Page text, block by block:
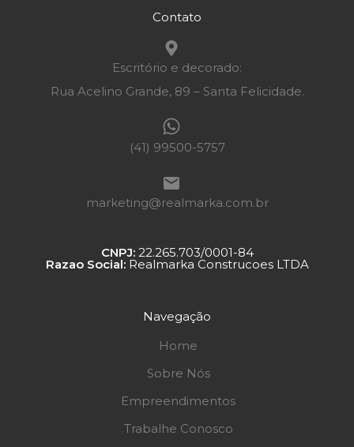
Contato
Escritório e decorado:
Rua Acelino Grande, 89 – Santa Felicidade.
(41) 99500-5757
marketing@realmarka.com.br
CNPJ:22.265.703/0001-84
Razao Social:Realmarka Construcoes LTDA
Navegação
Home
Sobre Nós
Empreendimentos
Trabalhe Conosco